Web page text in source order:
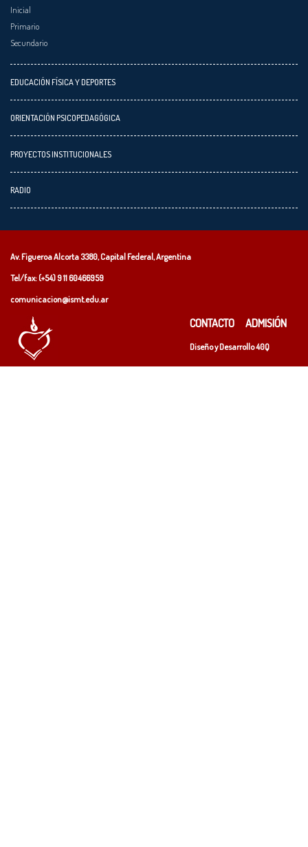
Inicial
Primario
Secundario
EDUCACIÓN FÍSICA Y DEPORTES
ORIENTACIÓN PSICOPEDAGÓGICA
PROYECTOS INSTITUCIONALES
RADIO
Av. Figueroa Alcorta 3380, Capital Federal, Argentina
Tel/fax: (+54)9 11 60466959
comunicacion@ismt.edu.ar
CONTACTO ADMISIÓN
Diseño y Desarrollo40Q